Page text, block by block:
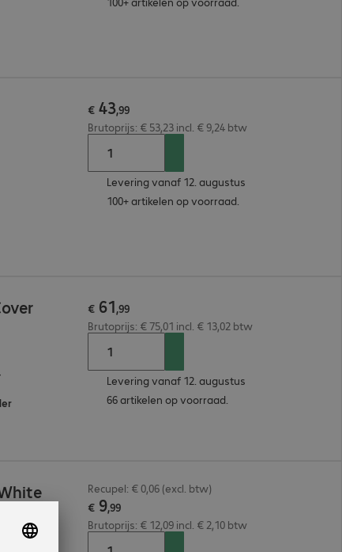
€ 43,99
Brutoprijs: € 53,23 incl. € 9,24 btw
Levering vanaf 12. augustus
100+ artikelen op voorraad.
€ 61,99
Brutoprijs: € 75,01 incl. € 13,02 btw
Levering vanaf 12. augustus
66 artikelen op voorraad.
Recupel: € 0,06 (excl. btw)
€ 9,99
Brutoprijs: € 12,09 incl. € 2,10 btw